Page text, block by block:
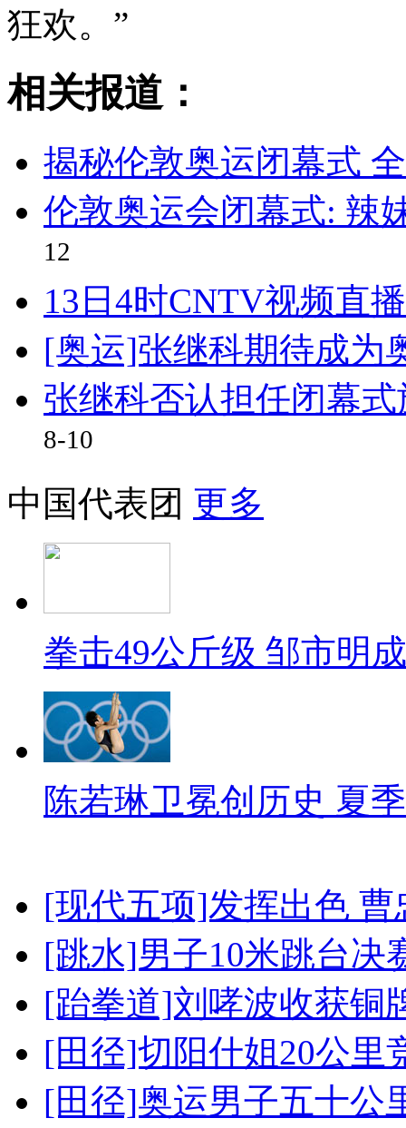
狂欢。”
相关报道：
揭秘伦敦奥运闭幕式
伦敦奥运会闭幕式: 辣
12
13日4时CNTV视频直
[奥运]张继科期待成为
张继科否认担任闭幕
8-10
中国代表团 更多
拳击49公斤级 邹市明
陈若琳卫冕创历史 夏
[现代五项]发挥出色
[跳水]男子10米跳台决
[跆拳道]刘哮波收获铜
[田径]切阳什姐20公里
[田径]奥运男子五十公